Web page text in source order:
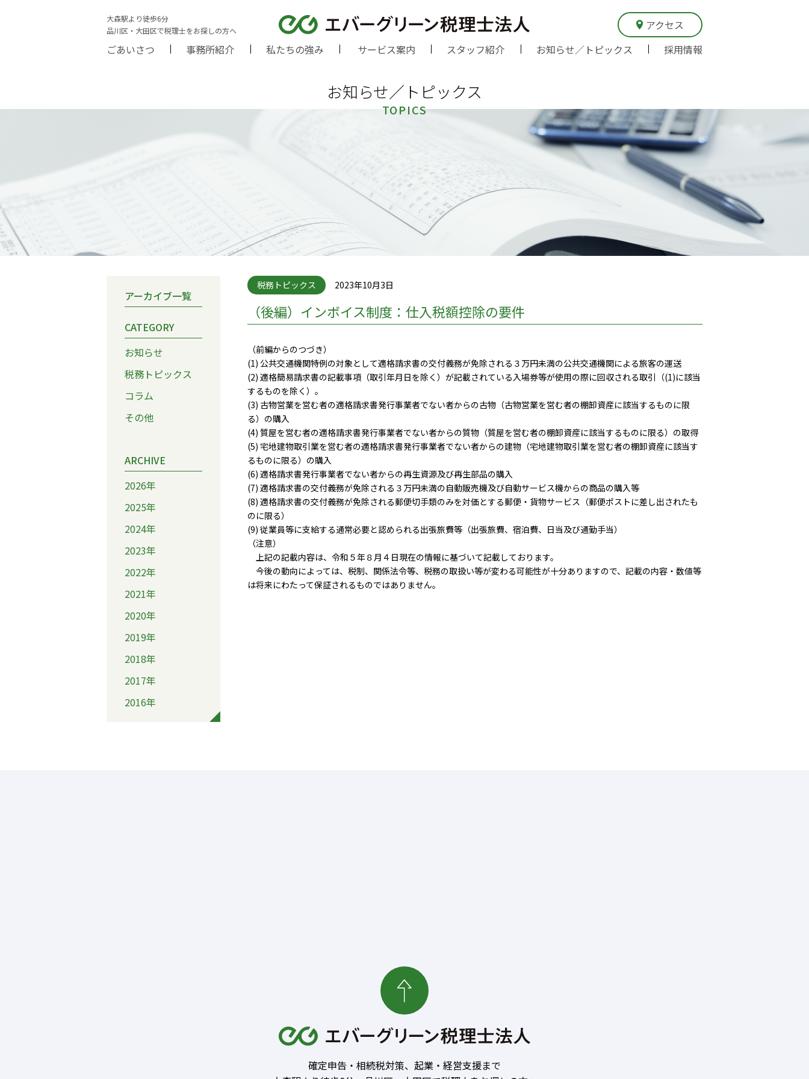
大森駅より徒歩6分
品川区・大田区で税理士をお探しの方へ
アクセス
ごあいさつ
事務所紹介 私たちの強み サービス案内 スタッフ紹介 お知らせ／トピックス 採用情報
お知らせ／トピックス
TOPICS
アーカイブ一覧
CATEGORY
お知らせ
税務トピックス
コラム
その他
ARCHIVE
2026年
2025年
2024年
2023年
2022年
2021年
2020年
2019年
2018年
2017年
2016年
税務トピックス 2023年10月3日
（後編）インボイス制度：仕入税額控除の要件
（前編からのつづき）
(1) 公共交通機関特例の対象として適格請求書の交付義務が免除される３万円未満の公共交通機関による旅客の運送
(2) 適格簡易請求書の記載事項（取引年月日を除く）が記載されている入場券等が使用の際に回収される取引（(1)に該当
するものを除く）。
(3) 古物営業を営む者の適格請求書発行事業者でない者からの古物（古物営業を営む者の棚卸資産に該当するものに限
る）の購入
(4) 質屋を営む者の適格請求書発行事業者でない者からの質物（質屋を営む者の棚卸資産に該当するものに限る）の取得
(5) 宅地建物取引業を営む者の適格請求書発行事業者でない者からの建物（宅地建物取引業を営む者の棚卸資産に該当す
るものに限る）の購入
(6) 適格請求書発行事業者でない者からの再生資源及び再生部品の購入
(7) 適格請求書の交付義務が免除される３万円未満の自動販売機及び自動サービス機からの商品の購入等
(8) 適格請求書の交付義務が免除される郵便切手類のみを対価とする郵便・貨物サービス（郵便ポストに差し出されたも
のに限る）
(9) 従業員等に支給する通常必要と認められる出張旅費等（出張旅費、宿泊費、日当及び通勤手当）
（注意）
上記の記載内容は、令和５年８月４日現在の情報に基づいて記載しております。
今後の動向によっては、税制、関係法令等、税務の取扱い等が変わる可能性が十分ありますので、記載の内容・数値等
は将来にわたって保証されるものではありません。
確定申告・相続税対策、起業・経営支援まで